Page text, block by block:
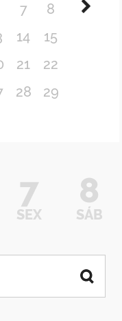
7
8
14
15
21
22
28
29
7
SEX
8
SÁB